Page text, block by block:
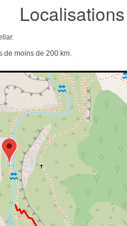
de moins de 200 km.